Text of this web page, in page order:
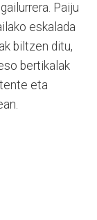
Paiju
eskalada
biltzen ditu,
bertikalak
eta